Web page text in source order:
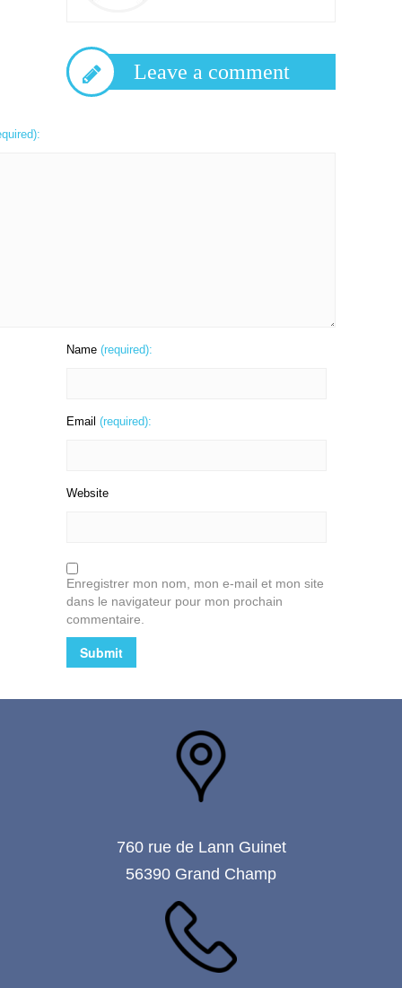
Leave a comment
Name (required):
Email (required):
Website
Enregistrer mon nom, mon e-mail et mon site
dans le navigateur pour mon prochain
commentaire.
760 rue de Lann Guinet
56390 Grand Champ